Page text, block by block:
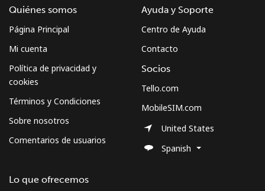
Quiénes somos
Página Principal
Mi cuenta
Política de privacidad y
cookies
Términos y Condiciones
Sobre nosotros
Comentarios de usuarios
Lo que ofrecemos
Ayuda y Soporte
Centro de Ayuda
Contacto
Socios
Tello.com
MobileSIM.com
United States
Spanish